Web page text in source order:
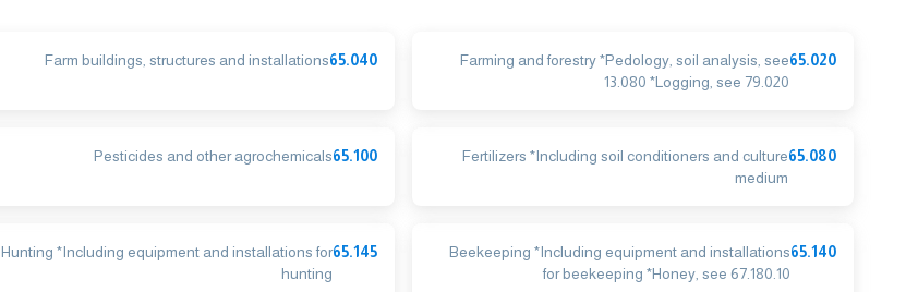
65.020
Farming and forestry *Pedology, soil analysis, see
13.080 *Logging, see 79.020
65.040
Farm buildings, structures and installations
65.080
Fertilizers *Including soil conditioners and culture
medium
65.100
Pesticides and other agrochemicals
65.140
Beekeeping *Including equipment and installations
for beekeeping *Honey, see 67.180.10
65.145
Hunting *Including equipment and installations for
hunting